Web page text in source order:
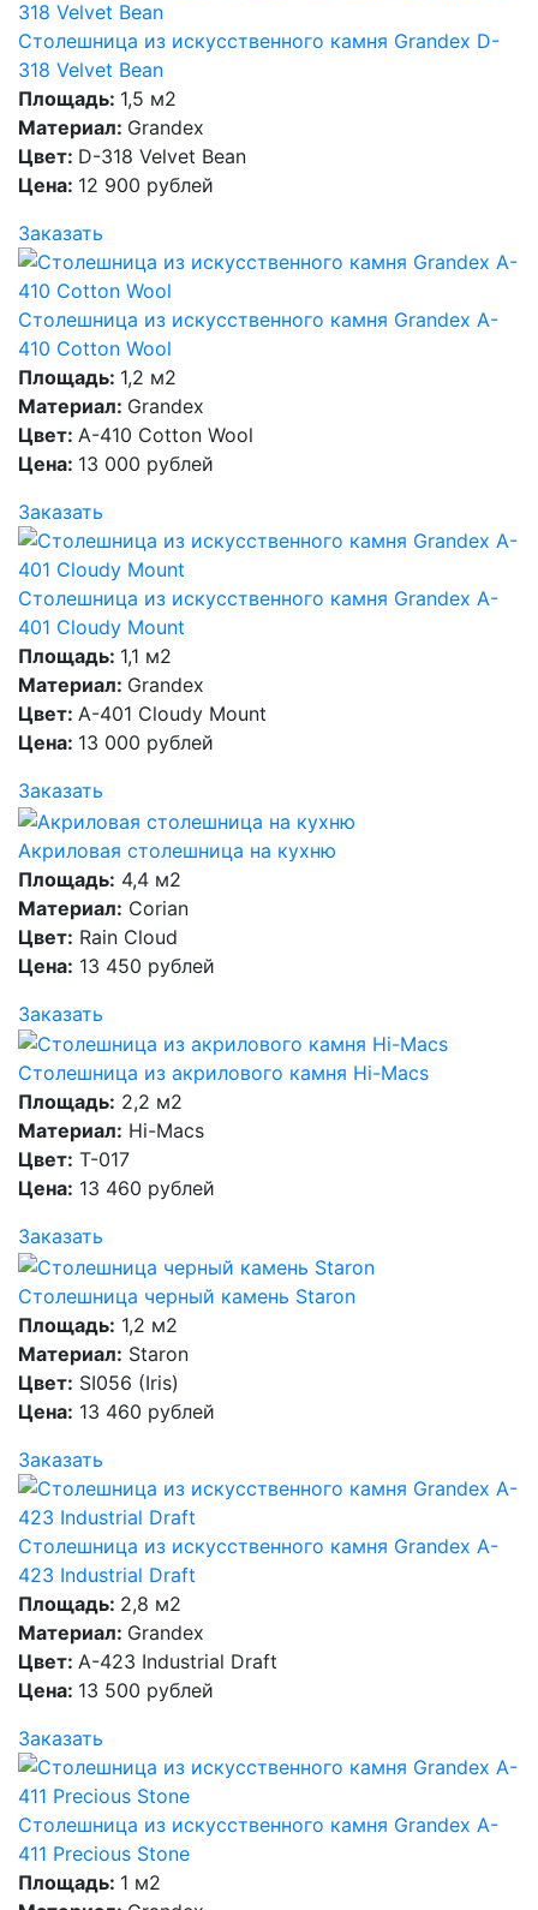
Столешница из искусственного камня Grandex D-
318 Velvet Bean
Площадь: 1,5 м2
Материал: Grandex
Цвет: D-318 Velvet Bean
Цена: 12 900 рублей
Заказать
Столешница из искусственного камня Grandex A-
410 Cotton Wool
Площадь: 1,2 м2
Материал: Grandex
Цвет: A-410 Cotton Wool
Цена: 13 000 рублей
Заказать
Столешница из искусственного камня Grandex A-
401 Cloudy Mount
Площадь: 1,1 м2
Материал: Grandex
Цвет: A-401 Cloudy Mount
Цена: 13 000 рублей
Заказать
Акриловая столешница на кухню
Площадь: 4,4 м2
Материал: Corian
Цвет: Rain Cloud
Цена: 13 450 рублей
Заказать
Столешница из акрилового камня Hi-Macs
Площадь: 2,2 м2
Материал: Hi-Macs
Цвет: T-017
Цена: 13 460 рублей
Заказать
Столешница черный камень Staron
Площадь: 1,2 м2
Материал: Staron
Цвет: SI056 (Iris)
Цена: 13 460 рублей
Заказать
Столешница из искусственного камня Grandex A-
423 Industrial Draft
Площадь: 2,8 м2
Материал: Grandex
Цвет: A-423 Industrial Draft
Цена: 13 500 рублей
Заказать
Столешница из искусственного камня Grandex A-
411 Precious Stone
Площадь: 1 м2